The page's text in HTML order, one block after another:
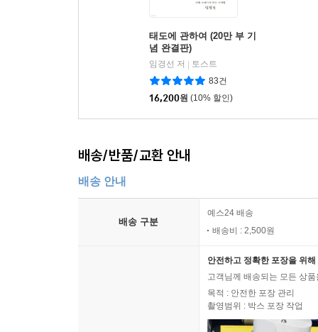
태도에 관하여 (20만 부 기
념 완결판)
임경선 저
토스트
83건
16,200원 (10% 할인)
배송/반품/교환 안내
배송 안내
배송 구분
예스24 배송
배송비 : 2,500원
안전하고 정확한 포장을 위
고객님께 배송되는 모든 상
목적 : 안전한 포장 관리
촬영범위 : 박스 포장 작업